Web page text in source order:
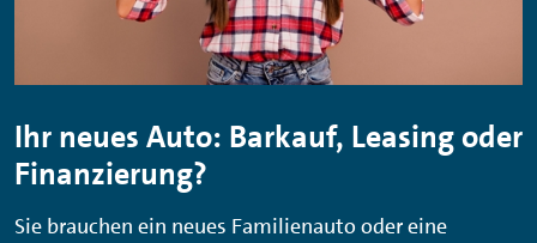
Ihr neues Auto: Barkauf, Leasing oder
Finanzierung?
Sie brauchen ein neues Familienauto oder eine